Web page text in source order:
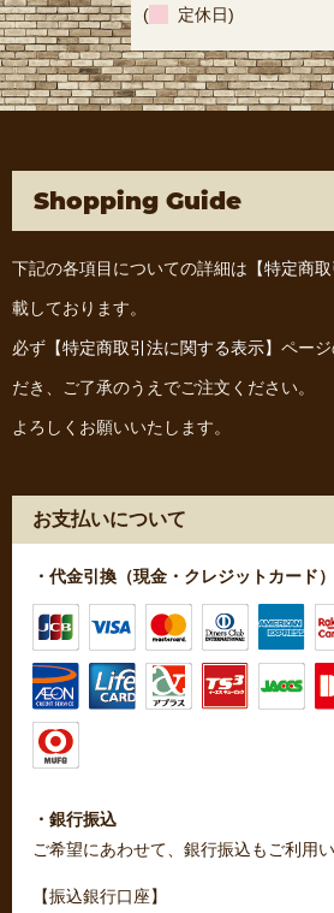
( 定休日)
Shopping Guide
下記の各項目についての詳細は 【特定商
載しております。
必ず 【特定商取引法に関する表示】 ペー
だき、ご了承のうえでご注文ください。
よろしくお願いいたします。
お支払いについて
・代金引換（現金・クレジットカード）
・銀行振込
ご希望にあわせて、銀行振込もご利用い
【振込銀行口座】